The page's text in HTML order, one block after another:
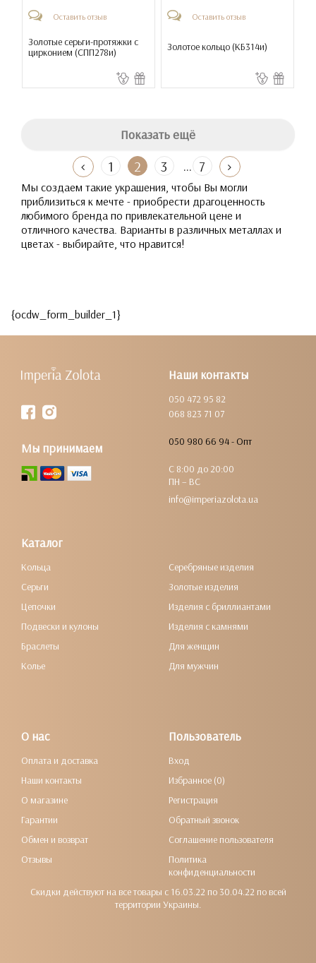
Оставить отзыв
Золотые серьги-протяжки с
цирконием (СПП278и)
Оставить отзыв
Золотое кольцо (КБ314и)
Показать ещё
1 2 3 ... 7
Мы создаем такие украшения, чтобы Вы могли
приблизиться к мечте - приобрести драгоценность
любимого бренда по привлекательной цене и
отличного качества. Варианты в различных металлах и
цветах - выбирайте, что нравится!
{ocdw_form_builder_1}
Наши контакты
050 472 95 82
068 823 71 07
050 980 66 94 - Опт
С 8:00 до 20:00
ПН – ВС
info@imperiazolota.ua
Мы принимаем
Каталог
Кольца
Серьги
Цепочки
Подвески и кулоны
Браслеты
Колье
Серебряные изделия
Золотые изделия
Изделия с бриллиантами
Изделия с камнями
Для женщин
Для мужчин
О нас
Оплата и доставка
Наши контакты
О магазине
Гарантии
Обмен и возврат
Отзывы
Пользователь
Вход
Избранное (0)
Регистрация
Обратный звонок
Соглашение пользователя
Политика
конфиденциальности
Скидки действуют на все товары с 16.03.22 по 30.04.22 по всей
территории Украины.